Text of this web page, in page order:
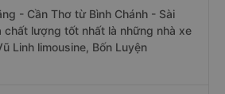
- Cần Thơ từ Bình Chánh - Sài
chất lượng tốt nhất là những nhà xe
Linh limousine, Bốn Luyện